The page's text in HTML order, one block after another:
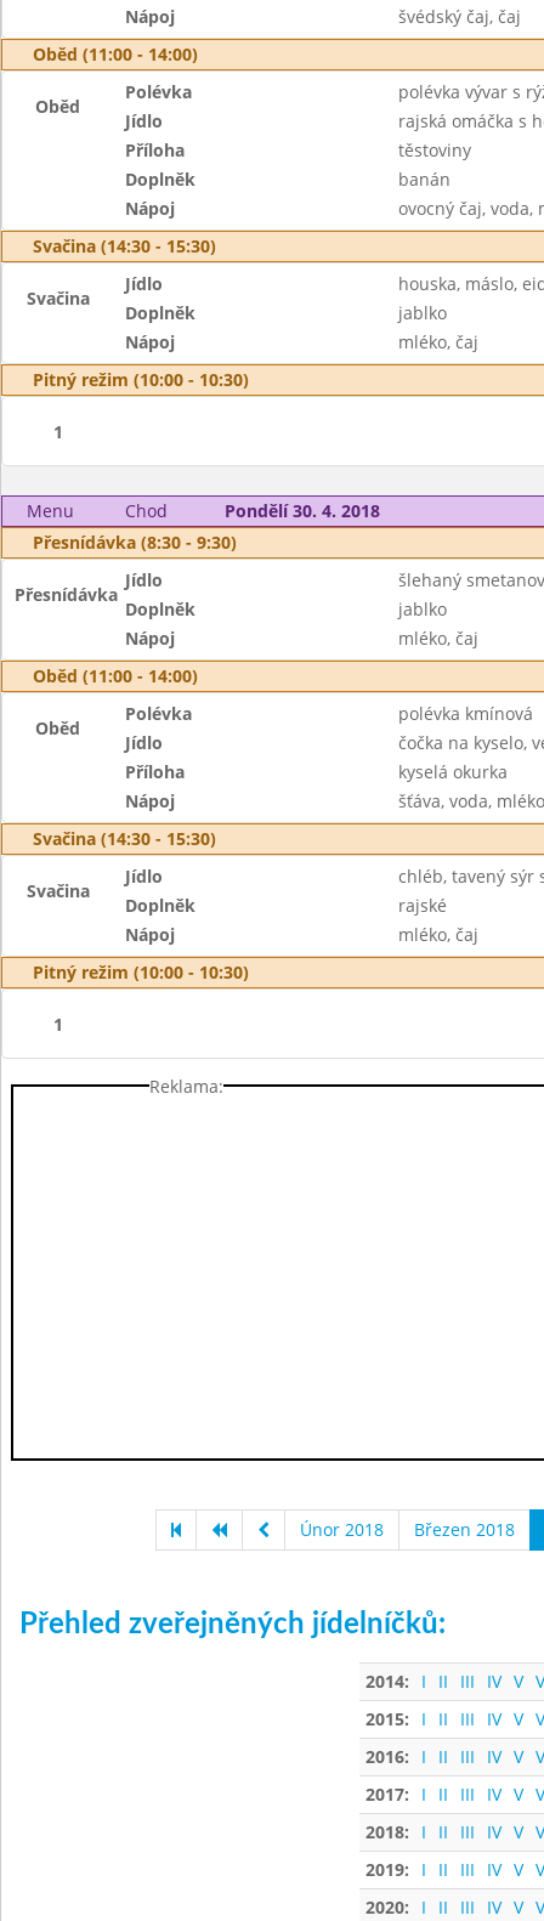
Nápoj
švédský čaj, čaj
Oběd (11:00 - 14:00)
Oběd
Polévka
polévka vývar s
Jídlo
rajská omáčka s
Příloha
těstoviny
Doplněk
banán
Nápoj
ovocný čaj, voda,
Svačina (14:30 - 15:30)
Svačina
Jídlo
houska, máslo,
Doplněk
jablko
Nápoj
mléko, čaj
Pitný režim (10:00 - 10:30)
1
Menu Chod
Pondělí 30. 4. 2018
Přesnídávka (8:30 - 9:30)
Přesnídávka
Jídlo
šlehaný
Doplněk
jablko
Nápoj
mléko, čaj
Oběd (11:00 - 14:00)
Oběd
Polévka
polévka kmínová
Jídlo
čočka na kyselo,
Příloha
kyselá okurka
Nápoj
šťáva, voda, mléko
Svačina (14:30 - 15:30)
Svačina
Jídlo
chléb, tavený sýr
Doplněk
rajské
Nápoj
mléko, čaj
Pitný režim (10:00 - 10:30)
1
Reklama:
Únor 2018 Březen 2018
Přehled zveřejněných jídelníčků:
2014: I II III IV V
2015:
I II III IV V
2016:
I II III IV V
2017:
I II III IV V
2018:
I II III IV V
2019:
I II III IV V
2020:
I II III IV V